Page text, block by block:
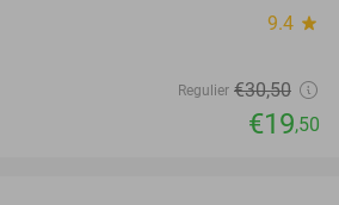
9.4 star
Regulier €30,50
€19,50